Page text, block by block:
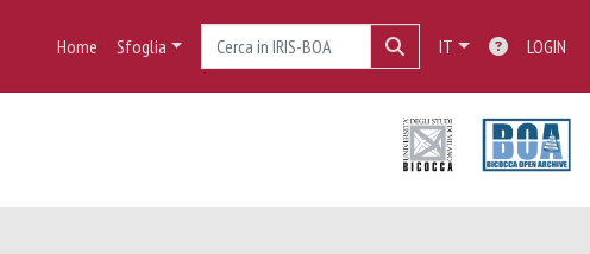
Home Sfoglia IT LOGIN